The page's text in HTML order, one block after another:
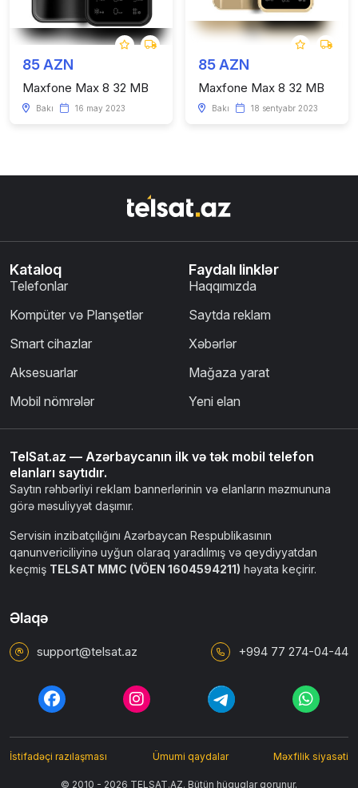
85 AZN
Maxfone Max 8 32 MB
Bakı 16 may 2023
85 AZN
Maxfone Max 8 32 MB
Bakı 18 sentyabr 2023
Kataloq
Telefonlar
Kompüter və Planşetlər
Smart cihazlar
Aksesuarlar
Mobil nömrələr
Faydalı linklər
Haqqımızda
Saytda reklam
Xəbərlər
Mağaza yarat
Yeni elan
TelSat.az — Azərbaycanın ilk və tək mobil telefon
elanları saytıdır.
Saytın rəhbərliyi reklam bannerlərinin və elanların məzmununa
görə məsuliyyət daşımır.
Servisin inzibatçılığını Azərbaycan Respublikasının
qanunvericiliyinə uyğun olaraq yaradılmış və qeydiyyatdan
keçmiş TELSAT MMC (VÖEN 1604594211) həyata keçirir.
Əlaqə
support@telsat.az +994 77 274-04-44
© 2010 - 2026 TELSAT.AZ. Bütün hüquqlar qorunur.
İstifadəçi razılaşması Ümumi qaydalar Məxfilik siyasəti